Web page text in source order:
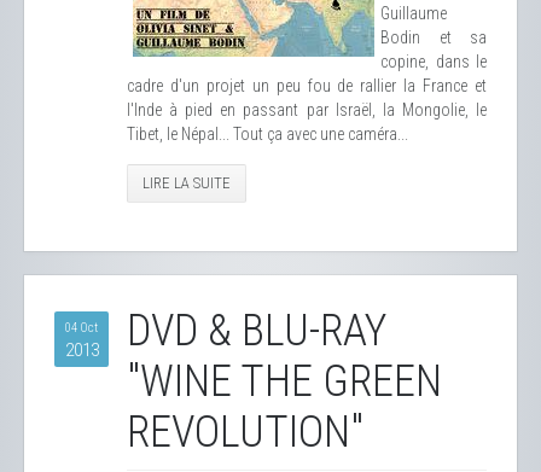
Guillaume
Bodin et sa
copine, dans le
cadre d'un projet un peu fou de rallier la France et
l'Inde à pied en passant par Israël, la Mongolie, le
Tibet, le Népal... Tout ça avec une caméra...
LIRE LA SUITE
04 Oct
2013
DVD & BLU-RAY
"WINE THE GREEN
REVOLUTION"